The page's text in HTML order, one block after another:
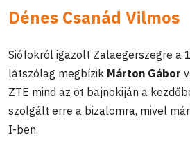
Dénes Csanád Vilmos
Siófokról igazolt Zalaegerszegre a
látszólag megbízik Márton Gábor
ZTE mind az öt bajnokiján a
szolgált erre a bizalomra, mivel
I-ben.